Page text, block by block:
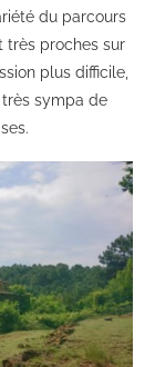
du parcours
très proches sur
plus difficile,
sympa de